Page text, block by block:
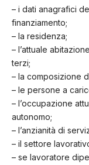
– i dati anagrafici
finanziamento;
– la residenza;
– l’attuale
terzi;
– la composizione
– le persone a
– l’occupazione
autonomo;
– l’anzianità di
– il settore
– se lavoratore